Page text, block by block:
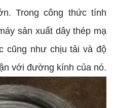
Trong công thức tính
sản xuất dây thép mạ
cũng như chịu tải và độ
với đường kính của nó.